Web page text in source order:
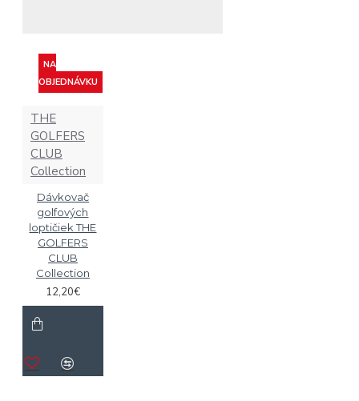
NA
OBJEDNÁVKU
THE
GOLFERS
CLUB
Collection
Dávkovač
golfových
loptičiek THE
GOLFERS
CLUB
Collection
12,20€